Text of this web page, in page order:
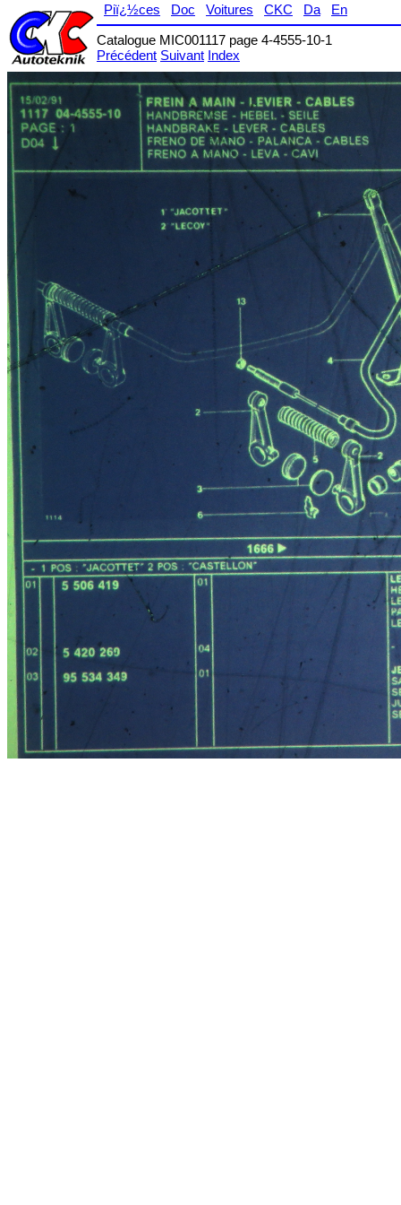
Piï¿½ces Doc Voitures CKC Da
En
Catalogue MIC001117 page 4-4555-10-1
Précédent Suivant Index